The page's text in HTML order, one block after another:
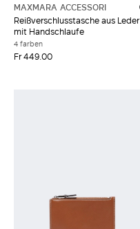
MAXMARA ACCESSORI
Reißverschlusstasche aus Leder
mit Handschlaufe
4 farben
Fr 449.00